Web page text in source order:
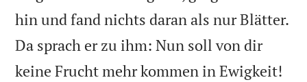
hin und fand nichts daran als nur Blätter.
Da sprach er zu ihm: Nun soll von dir
keine Frucht mehr kommen in Ewigkeit!